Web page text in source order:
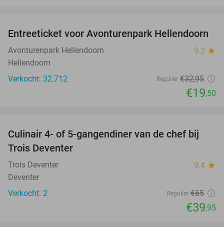
41%
Entreeticket voor Avonturenpark Hellendoorn
Avonturenpark Hellendoorn 9.2 star
Hellendoorn
Verkocht: 32.712
Regulier €32,95
€19,50
39%
TODAY
Culinair 4- of 5-gangendiner van de chef bij
Trois Deventer
Trois Deventer 9.4 star
Deventer
Verkocht: 2
Regulier €65
€39,95